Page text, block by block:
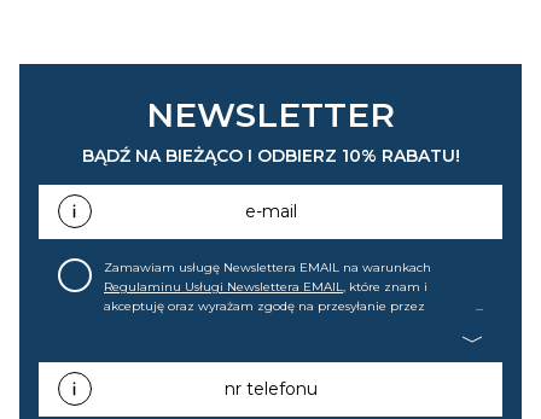
NEWSLETTER
BĄDŹ NA BIEŻĄCO I ODBIERZ 10% RABATU!
e-mail
Zamawiam usługę Newslettera EMAIL na warunkach
Regulaminu Usługi Newslettera EMAIL, które znam i
akceptuję oraz wyrażam zgodę na przesyłanie przez
promocjach, wyprzedażach). Wiem, że mogę tę zgodę w
każdej chwili cofnąć.nr telefonu